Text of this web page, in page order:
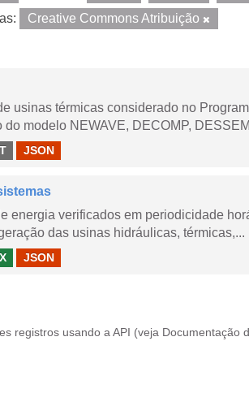
Creative Commons Atribuição
usinas térmicas considerado no
modelo NEWAVE, DECOMP,
JSON
energia verificados em periodicidade
das usinas hidráulicas, térmicas,...
JSON
registros usando aAPI (veja Documentação